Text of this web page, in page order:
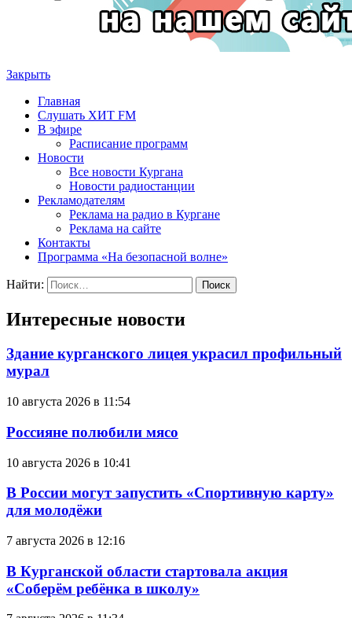
Закрыть
Главная
Слушать ХИТ FM
В эфире
Расписание программ
Новости
Все новости Кургана
Новости радиостанции
Рекламодателям
Реклама на радио в Кургане
Реклама на сайте
Контакты
Программа «На безопасной волне»
Найти:
Интересные новости
Здание курганского лицея украсил профильный
мурал
10 августа 2026 в 11:54
Россияне полюбили мясо
10 августа 2026 в 10:41
В России могут запустить «Спортивную карту»
для молодёжи
7 августа 2026 в 12:16
В Курганской области стартовала акция
«Соберём ребёнка в школу»